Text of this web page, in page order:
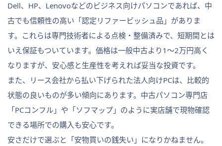
Dell、HP、Lenovoなどのビジネス向けパソコンであれば、中
古でも信頼性の高い「認定リファービッシュ品」がありま
す。これらは専門技術者による点検・整備済みで、短期間とは
いえ保証もついています。価格は一般中古より1〜2万円高く
なりますが、安心感と生産性を考えれば妥当な投資です。
また、リース会社から払い下げられた法人向けPCは、比較的
状態の良いものが多い傾向にあります。中古パソコン専門店
「PCコンフル」や「ソフマップ」のように実店舗で現物確認
できる場所での購入も安心です。
安さだけで選ぶと「安物買いの銭失い」になりかねません。